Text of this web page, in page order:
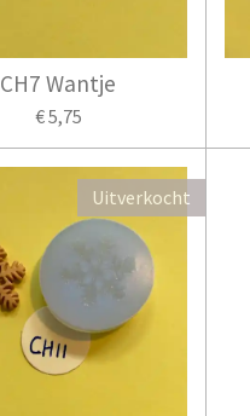
CH7 Wantje
€ 5,75
Uitverkocht